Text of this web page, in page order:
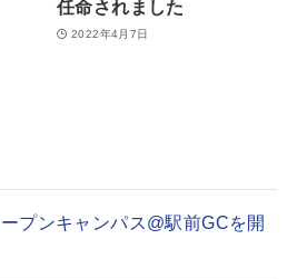
任命されました
2022年4月7日
プンキャンパス@駅前GCを開